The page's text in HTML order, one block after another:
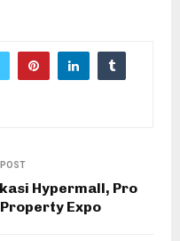
Hypermall, Pro
Expo